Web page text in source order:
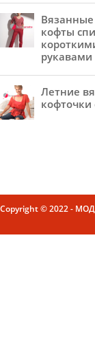
кофты
рукавами
Летние
Copyright © 2022 -